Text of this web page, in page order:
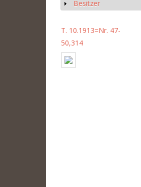
Anzeigen
Besitzer
T. 10.1913=Nr. 47-
50,314